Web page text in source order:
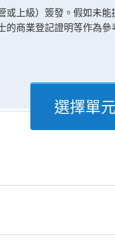
上級）簽發。假如未
的商業登記證明等作為參
選擇單